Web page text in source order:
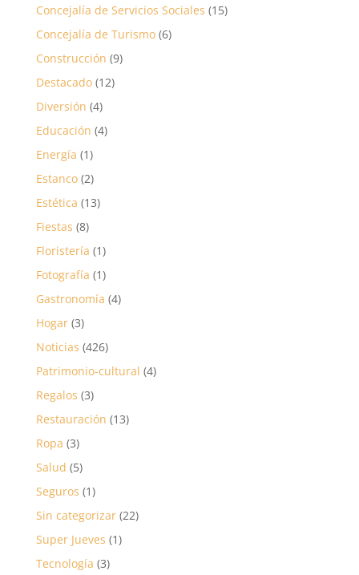
Concejalía de Servicios Sociales (15)
Concejalía de Turismo(6)
Construcción (9)
Destacado(12)
Diversión (4)
Educación (4)
Energía (1)
Estanco(2)
Estética (13)
Fiestas (8)
Floristería (1)
Fotografía (1)
Gastronomía (4)
Hogar(3)
Noticias (426)
Patrimonio-cultural (4)
Regalos (3)
Restauración (13)
Ropa (3)
Salud (5)
Seguros (1)
Sin categorizar(22)
Super Jueves (1)
Tecnología (3)